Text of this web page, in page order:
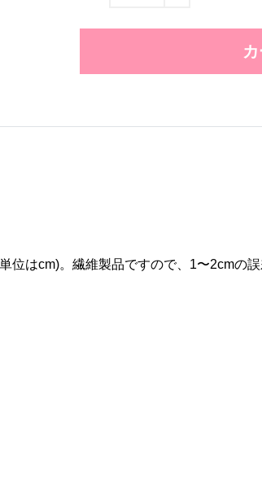
はcm)。繊維製品ですので、1〜2cmの誤